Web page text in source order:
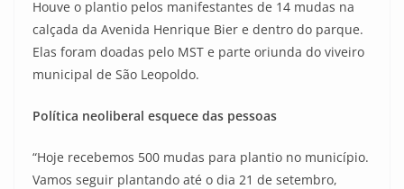
Houve o plantio pelos manifestantes de 14 mudas na
calçada da Avenida Henrique Bier e dentro do parque.
Elas foram doadas pelo MST e parte oriunda do viveiro
municipal de São Leopoldo.
Política neoliberal esquece das pessoas
“Hoje recebemos 500 mudas para plantio no município.
Vamos seguir plantando até o dia 21 de setembro,